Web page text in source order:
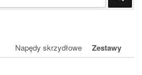
Napędy skrzydłowe Zestawy